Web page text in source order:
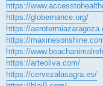
https://
https://globernance.org/
https://
https://
https://
https://arteoliva.com/
https://cervezalasagra.es/